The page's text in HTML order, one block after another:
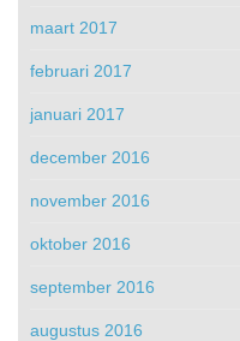
maart 2017
februari 2017
januari 2017
december 2016
november 2016
oktober 2016
september 2016
augustus 2016